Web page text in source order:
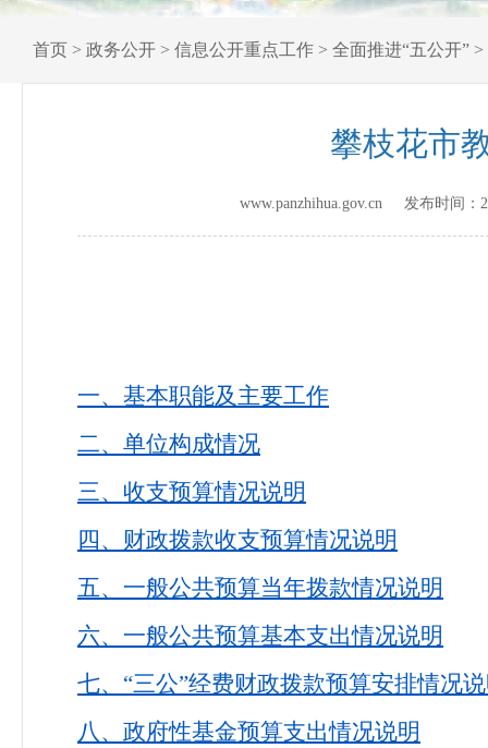
首页 > 政务公开 > 信息公开重点工作 > 全面推进“五公开” >
攀枝花市
www.panzhihua.gov.cn 发布时间：
一、基本职能及主要工作
二、单位构成情况
三、收支预算情况说明
四、财政拨款收支预算情况说明
五、一般公共预算当年拨款情况说明
六、一般公共预算基本支出情况说明
七、 “三公”经费财政拨款预算安排情况
八、政府性基金预算支出情况说明